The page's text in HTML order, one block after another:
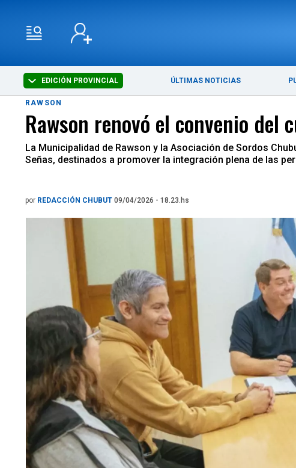
EDICIÓN PROVINCIAL ÚLTIMAS NOTICIAS
RAWSON
Rawson renovó el convenio del
La Municipalidad de Rawson y la Asociación de Sordos
Señas, destinados a promover la integración plena de las
por REDACCIÓN CHUBUT 09/04/2026 - 18.23.hs